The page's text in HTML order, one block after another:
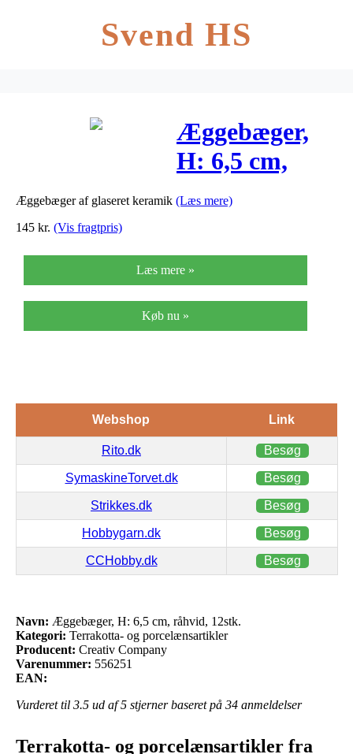
Svend HS
Æggebæger,
H: 6,5 cm,
råhvid, 12stk.
Æggebæger af glaseret keramik (Læs mere)
145 kr. (Vis fragtpris)
Læs mere »
Køb nu »
Webshop Link
Rito.dk Besøg
SymaskineTorvet.dk Besøg
Strikkes.dk Besøg
Hobbygarn.dk Besøg
CCHobby.dk Besøg
Navn: Æggebæger, H: 6,5 cm, råhvid, 12stk.
Kategori: Terrakotta- og porcelænsartikler
Producent: Creativ Company
Varenummer: 556251
EAN:
Vurderet til 3.5 ud af 5 stjerner baseret på 34 anmeldelser
Terrakotta- og porcelænsartikler fra